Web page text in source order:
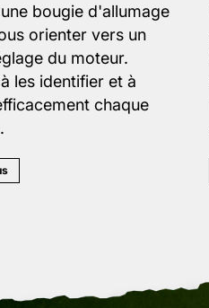
bougie d'allumage
orienter vers un
du moteur.
les identifier et à
chaque